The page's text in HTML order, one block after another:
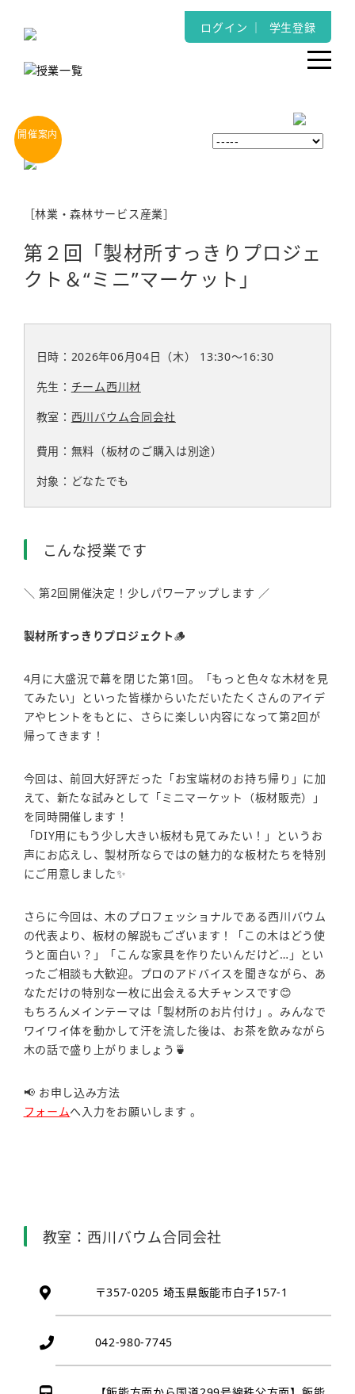
ログイン ｜ 学生登録
［林業・森林サービス産業］
第２回「製材所すっきりプロジェ
クト＆“ミニ”マーケット」
日時：2026年06月04日（木） 13:30〜16:30
先生： チーム西川材
教室： 西川バウム合同会社
費用：無料（板材のご購入は別途）
対象：どなたでも
こんな授業です
＼ 第2回開催決定！少しパワーアップします ／
製材所すっきりプロジェクト🪵
4月に大盛況で幕を閉じた第1回。「もっと色々な木材を見
てみたい」といった皆様からいただいたたくさんのアイデ
アやヒントをもとに、さらに楽しい内容になって第2回が
帰ってきます！
今回は、前回大好評だった「お宝端材のお持ち帰り」に加
えて、新たな試みとして「ミニマーケット（板材販売）」
を同時開催します！
「DIY用にもう少し大きい板材も見てみたい！」というお
声にお応えし、製材所ならではの魅力的な板材たちを特別
にご用意しました✨
さらに今回は、木のプロフェッショナルである西川バウム
の代表より、板材の解説もございます！「この木はどう使
うと面白い？」「こんな家具を作りたいんだけど…」とい
ったご相談も大歓迎。プロのアドバイスを聞きながら、あ
なただけの特別な一枚に出会える大チャンスです😊
もちろんメインテーマは「製材所のお片付け」。みんなで
ワイワイ体を動かして汗を流した後は、お茶を飲みながら
木の話で盛り上がりましょう🍵
📢 お申し込み方法
フォームへ入力をお願いします 。
教室：西川バウム合同会社
〒357-0205 埼玉県飯能市白子157-1
042-980-7745